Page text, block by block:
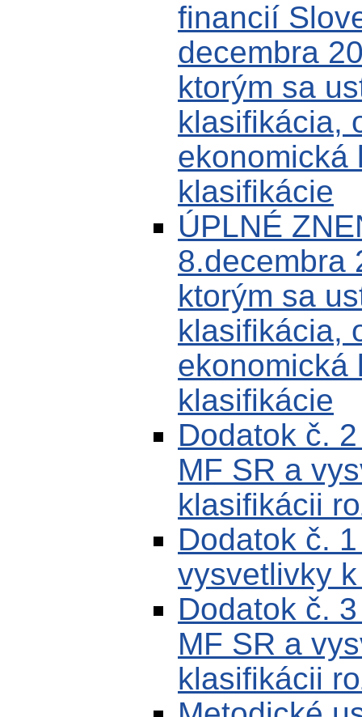
financií
decembra
ktorým sa
klasifikácia,
ekonomická
klasifikácie
ÚPLNÉ
8.decembra
ktorým sa
klasifikácia,
ekonomická
klasifikácie
Dodatok č.
MF SR a
klasifikácii
Dodatok č.
vysvetlivky
Dodatok č.
MF SR a
klasifikácii